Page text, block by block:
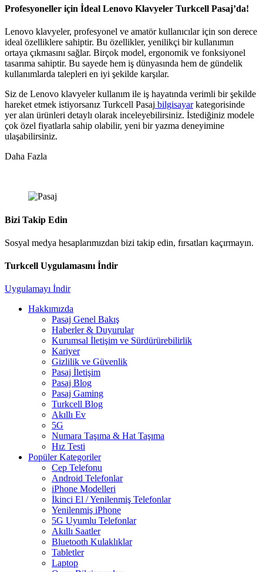
Profesyoneller için İdeal Lenovo Klavyeler Turkcell Pasaj’da!
Lenovo klavyeler, profesyonel ve amatör kullanıcılar için son derece
ideal özelliklere sahiptir. Bu özellikler, yenilikçi bir kullanımın
ortaya çıkmasını sağlar. Birçok model, ergonomik ve fonksiyonel
tasarıma sahiptir. Bu sayede hem iş dünyasında hem de gündelik
kullanımlarda talepleri en iyi şekilde karşılar.
Siz de Lenovo klavyeler kullanım ile iş hayatında verimli bir şekilde
hareket etmek istiyorsanız Turkcell Pasaj bilgisayarkategorisinde
yer alan ürünleri detaylı olarak inceleyebilirsiniz. İstediğiniz modele
çok özel fiyatlarla sahip olabilir, yeni bir yazma deneyimine
ulaşabilirsiniz.
Daha Fazla
Bizi Takip Edin
Sosyal medya hesaplarımızdan bizi takip edin, fırsatları kaçırmayın.
Turkcell Uygulamasını İndir
Uygulamayı İndir
Hakkımızda
Pasaj Genel Bakış
Haberler & Duyurular
Kurumsal İletişim ve Sürdürürebilirlik
Kariyer
Gizlilik ve Güvenlik
Pasaj İletişim
Pasaj Blog
Pasaj Gaming
Turkcell Blog
Akıllı Ev
5G
Numara Taşıma & Hat Taşıma
Hız Testi
Popüler Kategoriler
Cep Telefonu
Android Telefonlar
iPhone Modelleri
İkinci El / Yenilenmiş Telefonlar
Yenilenmiş iPhone
5G Uyumlu Telefonlar
Akıllı Saatler
Bluetooth Kulaklıklar
Tabletler
Laptop